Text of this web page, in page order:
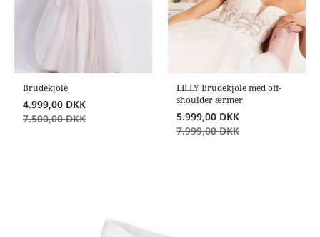
Brudekjole
4.999,00 DKK
7.500,00 DKK
LILLY Brudekjole med off-
shoulder ærmer
5.999,00 DKK
7.999,00 DKK